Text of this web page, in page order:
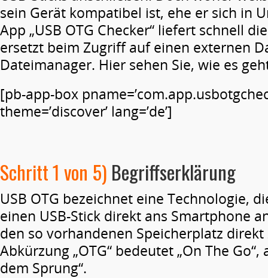
sein Gerät kompatibel ist, ehe er sich in
App „USB OTG Checker“ liefert schnell
ersetzt beim Zugriff auf einen externen
Datei­manager. Hier sehen Sie, wie es
[pb-app-box
theme=’discover’ lang=’de’]
Schritt 1 von 5) Begriffserklärung
USB OTG bezeichnet eine Technologie,
einen USB-Stick direkt ans Smartphone
den so vorhandenen Speicherplatz
Abkürzung „OTG“ bedeutet „On The
dem Sprung“.